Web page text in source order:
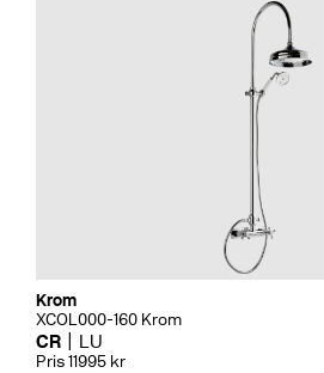
Krom
XCOL000-160 Krom
CR LU
Pris 11995 kr